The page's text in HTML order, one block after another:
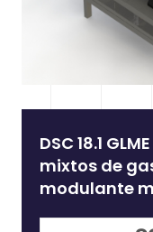
DSC 18.1
mixtos de
modulante